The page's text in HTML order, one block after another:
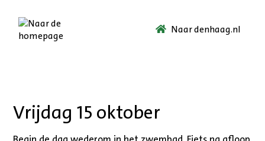
Ga
Naar denhaag.nl
Vrijdag 15 oktober